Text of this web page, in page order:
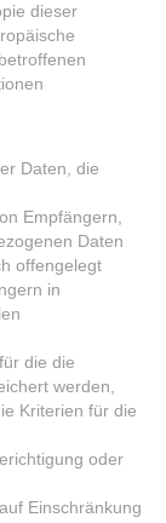
dieser
Daten, die
Empfängern,
Daten
offengelegt
in
die die
werden,
Kriterien für die
oder
Einschränkung